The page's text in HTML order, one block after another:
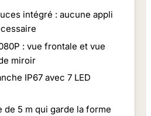
intégré : aucune appli
: vue frontale et vue
miroir
IP67 avec 7 LED
de 5 m qui garde la forme